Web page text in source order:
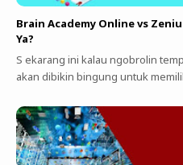
Brain Academy Online vs
Ya?
S ekarang ini kalau ngobrolin
akan dibikin bingung untuk